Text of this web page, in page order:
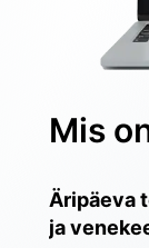
Mis
Äripäeva
ja